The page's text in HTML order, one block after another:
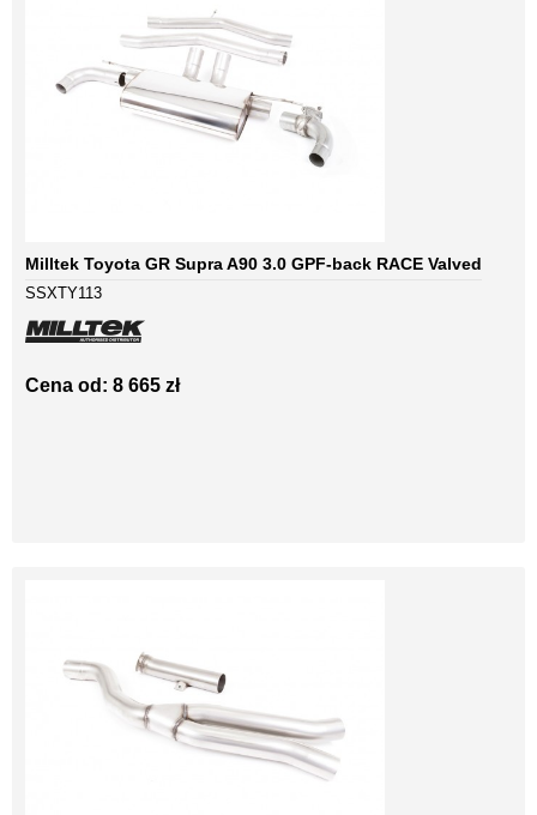
Milltek Toyota GR Supra A90 3.0 GPF-back RACE Valved
SSXTY113
Cena od: 8 665 zł